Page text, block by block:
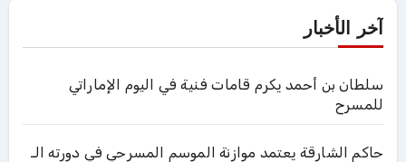
آخر الأخبار
سلطان بن أحمد يكرم قامات فنية في اليوم الإماراتي
للمسرح
حاكم الشارقة يعتمد موازنة الموسم المسرحي في دورته الـ